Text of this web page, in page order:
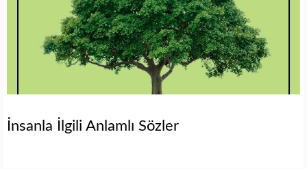
İnsanla İlgili Anlamlı Sözler